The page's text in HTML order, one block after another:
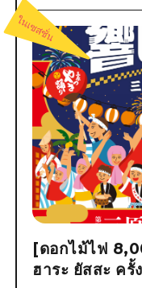
[ดอกไม้ไฟ
ฮาระ ยัสสะ ค